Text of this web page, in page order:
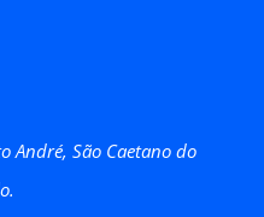
André, São Caetano do